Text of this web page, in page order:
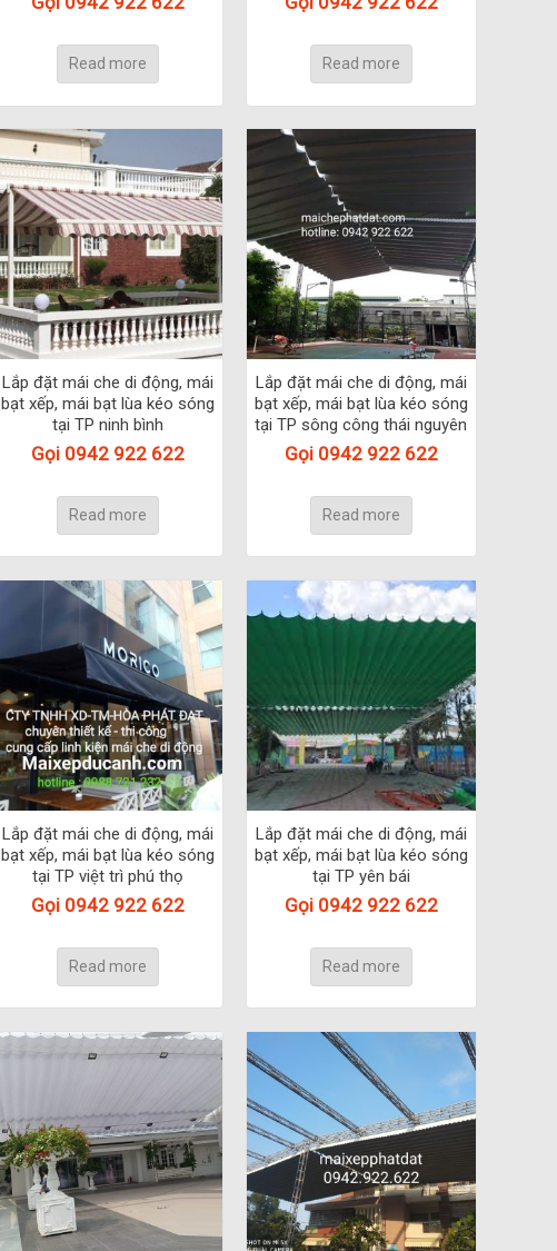
Read more Read more
Lắp đặt mái che di động, mái
bạt xếp, mái bạt lùa kéo sóng
tại TP ninh bình
Gọi 0942 922 622
Read more
Lắp đặt mái che di động, mái
bạt xếp, mái bạt lùa kéo sóng
tại TP sông công thái nguyên
Gọi 0942 922 622
Read more
Lắp đặt mái che di động, mái
bạt xếp, mái bạt lùa kéo sóng
tại TP việt trì phú thọ
Gọi 0942 922 622
Read more
Lắp đặt mái che di động, mái
bạt xếp, mái bạt lùa kéo sóng
tại TP yên bái
Gọi 0942 922 622
Read more